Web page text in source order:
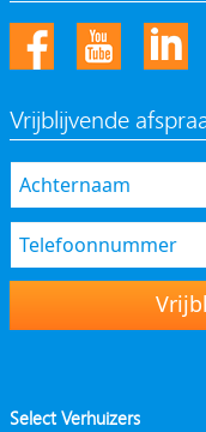
Vrijblijvende
Select Verhuizers